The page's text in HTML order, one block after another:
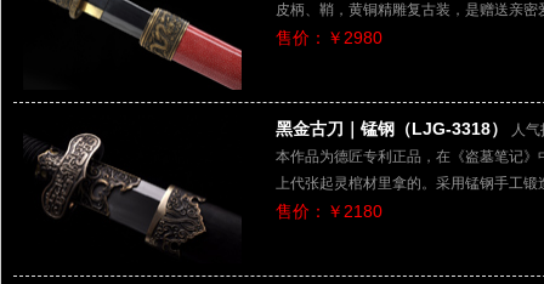
皮柄、鞘，黄铜精雕复古装，是赠送亲密
售价：￥2980
黑金古刀｜锰钢（LJG-3318）
人
本作品为德匠专利正品，在《盗墓笔记
上代张起灵棺材里拿的。采用锰钢手工
售价：￥2180